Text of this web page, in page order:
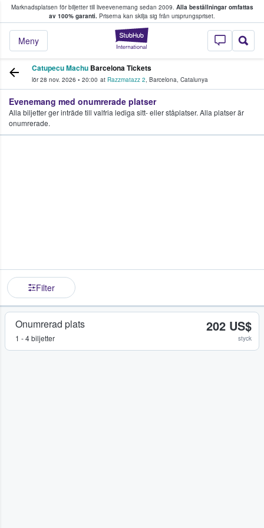
Marknadsplatsen för biljetter till liveevenemang sedan 2009. Alla beställningar omfattas
av 100% garanti. Priserna kan skilja sig från ursprungspriset.
StubHub – där
Meny
köper och säljer biljetter.
Catupecu Machu Barcelona Tickets
lör 28 nov. 2026 • 20:00 at Razzmatazz 2, Barcelona, Catalunya
Evenemang med onumrerade platser
Alla biljetter ger inträde till valfria lediga sitt- eller ståplatser. Alla platser är
onumrerade.
Filter
Onumrerad plats
1 - 4 biljetter
202 US$
styck